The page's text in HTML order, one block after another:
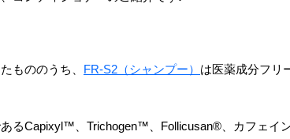
もののうち、 FR-S2（シャンプー） は医薬成分フリ
るCapixyl™、Trichogen™、Follicusan®、カフェイ